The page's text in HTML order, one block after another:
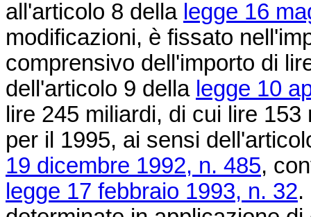
all'articolo 8 della legge 16
modificazioni, è fissato
comprensivo dell'importo di
dell'articolo 9 della legge 10
lire 245 miliardi, di cui lire
per il 1995, ai sensi
19 dicembre 1992, n. 485,
legge 17 febbraio 1993, n. 32.